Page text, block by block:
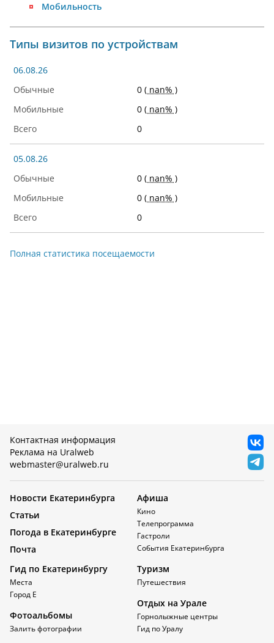
Мобильность
Типы визитов по устройствам
06.08.26
0 ( nan% )
0 ( nan% )
0
05.08.26
0 ( nan% )
0 ( nan% )
0
Полная статистика посещаемости
Контактная информация
Реклама на Uralweb
webmaster@uralweb.ru
Новости Екатеринбурга
Статьи
Погода в Екатеринбурге
Почта
Афиша
Кино
Телепрограмма
Гастроли
События Екатеринбурга
Гид по Екатеринбургу
Места
Город Е
Фотоальбомы
Залить фотографии
Туризм
Путешествия
Отдых на Урале
Горнолыжные центры
Гид по Уралу